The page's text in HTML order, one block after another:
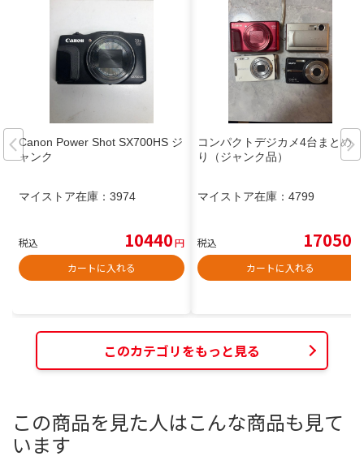
Canon Power Shot SX700HS ジ
ャンク
マイストア在庫： 3974
税込 10440円
カートに入れる
コンパクトデジカメ4台まとめ売
り（ジャンク品）
マイストア在庫： 4799
税込 17050
カートに入れる
このカテゴリをもっと見る
この商品を見た人はこんな商品も見て
います